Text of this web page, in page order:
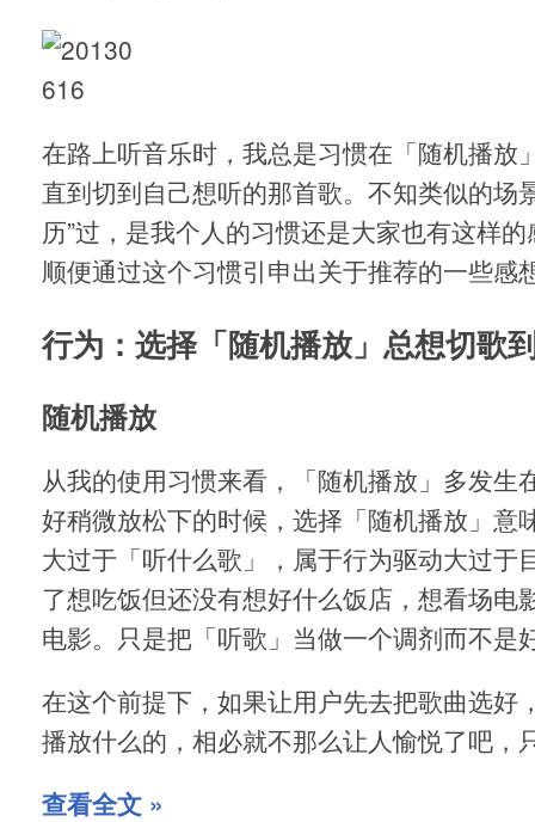
在路上听音乐时，我总是习惯在「随机播放
直到切到自己想听的那首歌。不知类似的场
历”过，是我个人的习惯还是大家也有这样
顺便通过这个习惯引申出关于推荐的一些感
行为：选择「随机播放」总想切歌
随机播放
从我的使用习惯来看，「随机播放」多发生
好稍微放松下的时候，选择「随机播放」意
大过于「听什么歌」，属于行为驱动大过于
了想吃饭但还没有想好什么饭店，想看场电
电影。只是把「听歌」当做一个调剂而不是
在这个前提下，如果让用户先去把歌曲选好
播放什么的，相必就不那么让人愉悦了吧，
查看全文 »